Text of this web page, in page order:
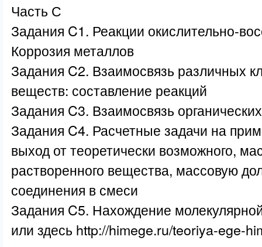
Часть С
Задания C1. Реакции окислительно-
Коррозия металлов
Задания C2. Взаимосвязь различных
веществ: составление реакций
Задания C3. Взаимосвязь
Задания C4. Расчетные задачи на
выход от теоретически возможного,
растворенного вещества, массовую
соединения в смеси
Задания C5. Нахождение
или здесь http://himege.ru/teoriya-ege-